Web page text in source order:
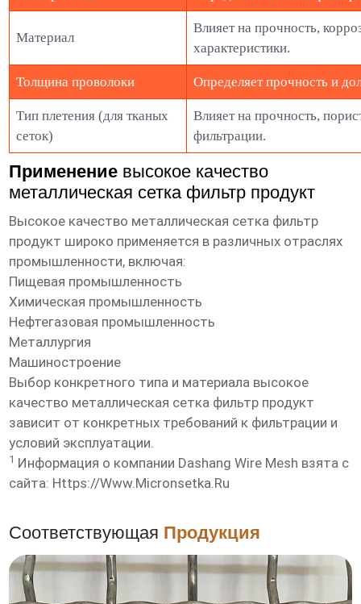
Материал
Влияет на прочность,
характеристики.
Толщина проволоки Определяет прочность и
Тип плетения (для тканых
сеток)
Влияет на прочность,
фильтрации.
Применение высокое качество
металлическая сетка фильтр продукт
Высокое качество металлическая сетка фильтр
продукт широко применяется в различных отраслях
промышленности, включая:
Пищевая промышленность
Химическая промышленность
Нефтегазовая промышленность
Металлургия
Машиностроение
Выбор конкретного типа и материала высокое
качество металлическая сетка фильтр продукт
зависит от конкретных требований к фильтрации и
условий эксплуатации.
1 Информация о компании Dashang Wire Mesh взята с
сайта: Https://www.micronsetka.ru
Соответствующая Продукция